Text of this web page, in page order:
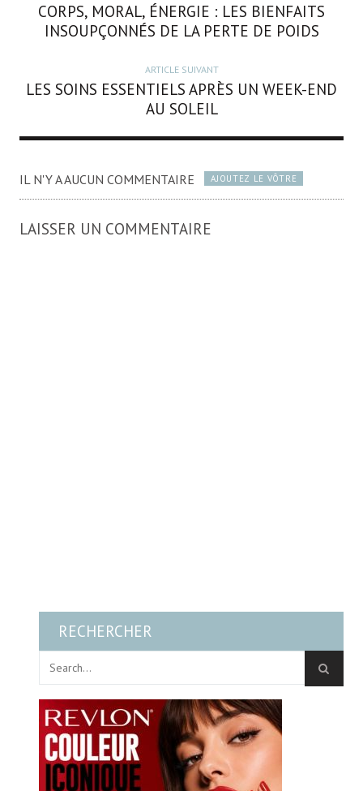
CORPS, MORAL, ÉNERGIE : LES BIENFAITS
INSOUPÇONNÉS DE LA PERTE DE POIDS
ARTICLE SUIVANT
LES SOINS ESSENTIELS APRÈS UN WEEK-END
AU SOLEIL
IL N'Y A AUCUN COMMENTAIRE AJOUTEZ LE VÔTRE
LAISSER UN COMMENTAIRE
RECHERCHER